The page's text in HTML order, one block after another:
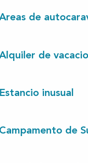
de
de
Estancio inusual
Campamento de